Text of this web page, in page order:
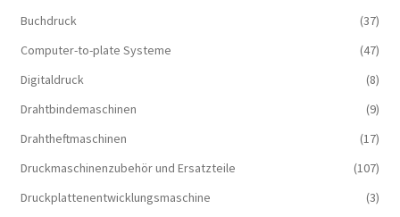
Buchdruck
(37)
Computer-to-plate Systeme
(47)
Digitaldruck
(8)
Drahtbindemaschinen
(9)
Drahtheftmaschinen
(17)
Druckmaschinenzubehör und Ersatzteile
(107)
Druckplattenentwicklungsmaschine
(3)